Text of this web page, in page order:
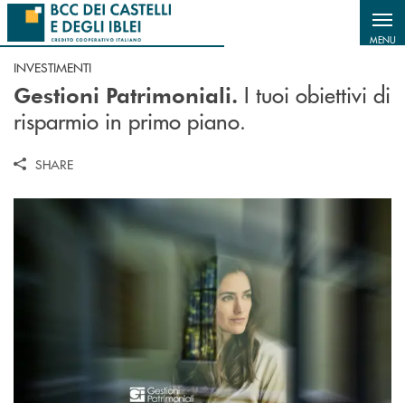
Salta al contenuto principale
MENU
INVESTIMENTI
Gestioni Patrimoniali. I tuoi obiettivi di
risparmio in primo piano.
SHARE